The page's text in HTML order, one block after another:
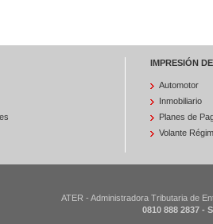
IMPRESIÓN
Automotor
Inmobiliario
Planes de
Volante
ATER - Administradora Tributaria de
0810 888 2837 -